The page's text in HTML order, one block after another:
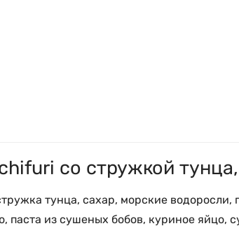
со стружкой
тунца, сахар, морские
паста из сушеных бобов, куриное